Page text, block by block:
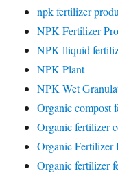
npk fertilizer
NPK Fertilizer
NPK lliquid
NPK Plant
NPK Wet
Organic compost
Organic fertilizer
Organic Fertilizer
Organic fertilizer